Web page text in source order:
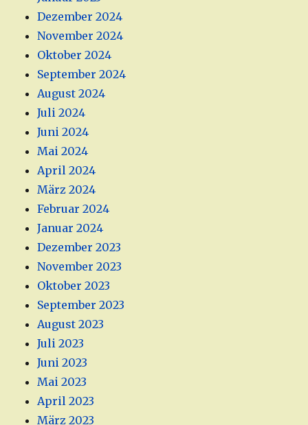
Dezember 2024
November 2024
Oktober 2024
September 2024
August 2024
Juli 2024
Juni 2024
Mai 2024
April 2024
März 2024
Februar 2024
Januar 2024
Dezember 2023
November 2023
Oktober 2023
September 2023
August 2023
Juli 2023
Juni 2023
Mai 2023
April 2023
März 2023